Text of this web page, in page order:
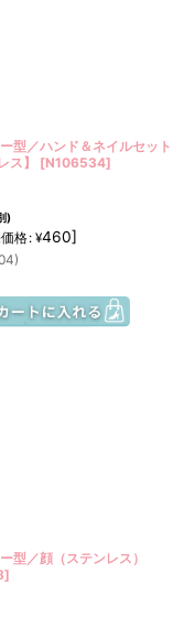
型／ハンド＆ネイルセット
ス】
[N106534]
)
格: ¥460]
)
型／顔（ステンレス）
]